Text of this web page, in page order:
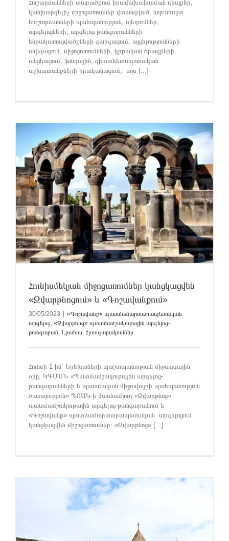
Հուշարձանների տարածքում իրավախախտման դեպքեր,
կանխարգելիչ միջոցառումներ վտանգված, նորահայտ
հուշարձանների պահպանություն, պեղումներ,
արգելոցների, արգելոց-թանգարանների
ենթակառուցվածքների զարգացում, այցելությունների
ավելացում, միջոցառումների, կրթական ծրագրերի
անցկացում, ֆոնդային, գիտահետազոտական
աշխատանքների իրականացում, այս [...]
Հունիսմեկյան միջոցառումներ կանցկացվեն
«Զվարթնոցում» և «Գոշավանքում»
30/05/2023
«Գոշավանք» պատմաճարտարապետական
արգելոց, «Զվարթնոց» պատմամշակութային արգելոց-
թանգարան, Լրահոս, Հրապարակումներ
Հունսի 1-ին` Երեխաների պաշտպանության միջազգային
օրը, ԿԳՄՍՆ «Պատմամշակութային արգելոց-
թանգարանների և պատմական միջավայրի պահպանության
ծառայություն» ՊՈԱԿ-ի մասնաճյուղ «Զվարթնոց»
պատմամշակութային արգելոց-թանգարանում և
«Գոշավանք» պատմաճարտարապետական արգելոցում
կանցկացվեն միջոցառումներ։ «Զվարթնոց» [...]